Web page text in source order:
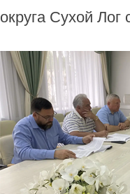
округа Сухой Лог